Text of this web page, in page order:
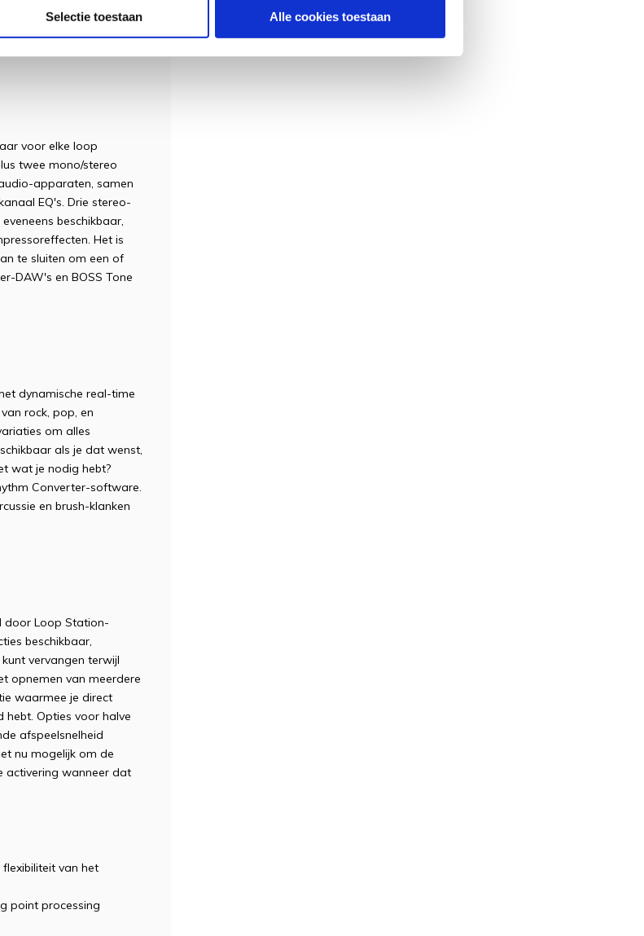
Selectie toestaan Alle cookies toestaan
FX en Track FX
om ze snel te
voor elk type.
voor elke loop
twee mono/stereo
apparaten, samen
EQ's. Drie stereo-
beschikbaar,
Het is
te sluiten om een of
DAW's en BOSS Tone
dynamische real-time
rock, pop, en
om alles
als je dat wenst,
wat je nodig hebt?
Converter-software.
en brush-klanken
door Loop Station-
beschikbaar,
vervangen terwijl
opnemen van meerdere
waarmee je direct
Opties voor halve
afspeelsnelheid
nu mogelijk om de
activering wanneer dat
van het
point processing